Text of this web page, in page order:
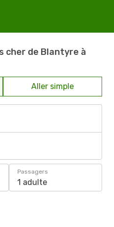
cher de Blantyre à
Aller simple
Passagers
1 adulte